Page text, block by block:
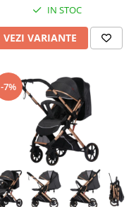
IN STOC
VEZI VARIANTE
-7%